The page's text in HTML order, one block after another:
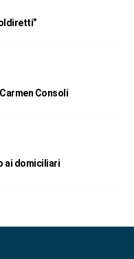
Consoli
ai domiciliari